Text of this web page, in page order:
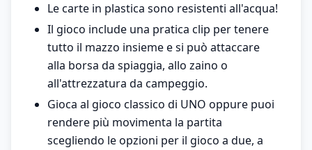
Le carte in plastica sono resistenti all'acqua!
Il gioco include una pratica clip per tenere
tutto il mazzo insieme e si può attaccare
alla borsa da spiaggia, allo zaino o
all'attrezzatura da campeggio.
Gioca al gioco classico di UNO oppure puoi
rendere più movimenta la partita
scegliendo le opzioni per il gioco a due, a